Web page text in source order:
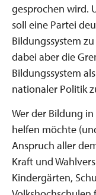
gesprochen wird.
soll eine Partei
Bildungssystem
dabei aber die
Bildungssystem
nationaler Politik
Wer der Bildung
helfen möchte
Anspruch aller
Kraft und
Kindergärten,